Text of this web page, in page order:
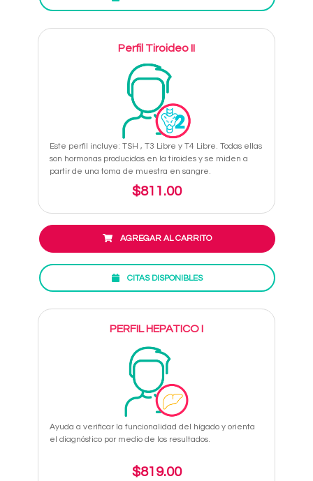
Perfil Tiroideo II
Este perfil incluye: TSH , T3 Libre y T4 Libre. Todas ellas
son hormonas producidas en la tiroides y se miden a
partir de una toma de muestra en sangre.
$811.00
AGREGAR AL CARRITO
CITAS DISPONIBLES
PERFIL HEPATICO I
Ayuda a verificar la funcionalidad del hígado y orienta
el diagnóstico por medio de los resultados.
$819.00